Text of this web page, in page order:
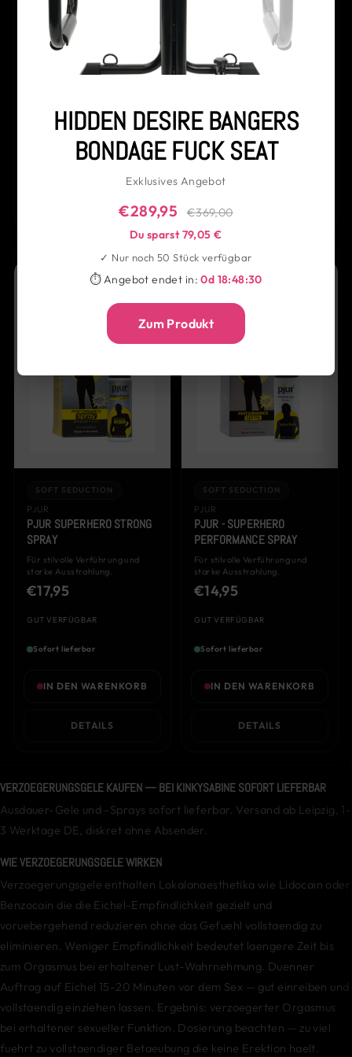
HIDDEN DESIRE BANGERS
BONDAGE FUCK SEAT
Exklusives Angebot
€289,95
€369,00
Du sparst 79,05 €
✓ Nur noch 50 Stück verfügbar
⏱ Angebot endet in:0d 18:48:29
Zum Produkt
Für stilvolle Verführung und
starke Ausstrahlung.
Sofort lieferbar
IN DEN WARENKORB
Für stilvolle Verführung und
starke Ausstrahlung.
€14,95
Sofort lieferbar
IN DEN WARENKORB
SOFT SEDUCTION
PJUR
PJUR SUPERHERO STRONG
SPRAY
Für stilvolle Verführung und
starke Ausstrahlung.
€17,95
GUT VERFÜGBAR
Sofort lieferbar
IN DEN WARENKORB
DETAILS
SOFT SEDUCTION
PJUR
PJUR - SUPERHERO
PERFORMANCE SPRAY
Für stilvolle Verführung und
starke Ausstrahlung.
€14,95
GUT VERFÜGBAR
Sofort lieferbar
IN DEN WARENKORB
DETAILS
VERZOEGERUNGSGELE KAUFEN — BEI KINKYSABINE SOFORT LIEFERBAR
Ausdauer-Gele und -Sprays sofort lieferbar. Versand ab Leipzig, 1-
3 Werktage DE, diskret ohne Absender.
WIE VERZOEGERUNGSGELE WIRKEN
Verzoegerungsgele enthalten Lokalanaesthetika wie Lidocain oder
Benzocain die die Eichel-Empfindlichkeit gezielt und
voruebergehend reduzieren ohne das Gefuehl vollstaendig zu
eliminieren. Weniger Empfindlichkeit bedeutet laengere Zeit bis
zum Orgasmus bei erhaltener Lust-Wahrnehmung. Duenner
Auftrag auf Eichel 15-20 Minuten vor dem Sex — gut einreiben und
vollstaendig einziehen lassen. Ergebnis: verzoegerter Orgasmus
bei erhaltener sexueller Funktion. Dosierung beachten — zu viel
fuehrt zu vollstaendiger Betaeubung die keine Erektion haelt.